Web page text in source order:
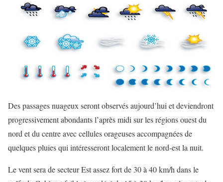
Des passages nuageux seront observés aujourd’hui et deviendront
progressivement abondants l’après midi sur les régions ouest du
nord et du centre avec cellules orageuses accompagnées de
quelques pluies qui intéresseront localement le nord-est la nuit.
Le vent sera de secteur Est assez fort de 30 à 40 km/h dans le